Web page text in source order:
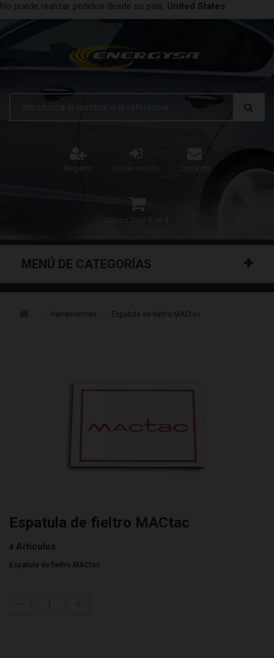
No puede realizar pedidos desde su país. United States
Registro Iniciar sesión Contacto
Carrito Total 0,00 €
MENÚ DE CATEGORÍAS
Herramientas Espatula de fieltro MACtac
Espatula de fieltro MACtac
4 Artículos
Espatula de fieltro MACtac